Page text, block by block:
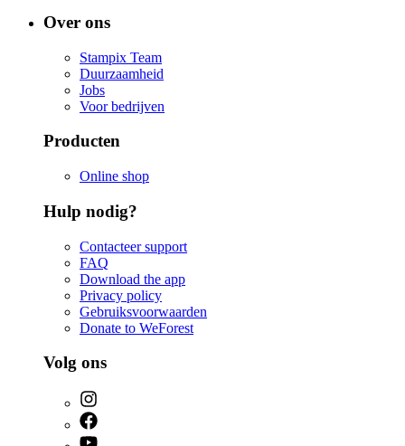
Over ons
Stampix Team
Duurzaamheid
Jobs
Voor bedrijven
Producten
Online shop
Hulp nodig?
Contacteer support
FAQ
Download the app
Privacy policy
Gebruiksvoorwaarden
Donate to WeForest
Volg ons